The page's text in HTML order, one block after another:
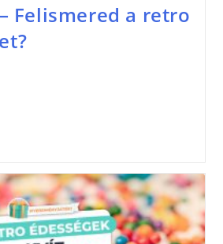
Felismered a retro